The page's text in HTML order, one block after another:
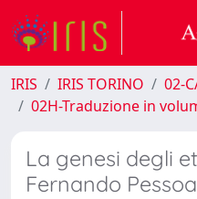
IRIS IRIS TORINO
02-
02H-Traduzione in
La genesi degli
Fernando Pessoa